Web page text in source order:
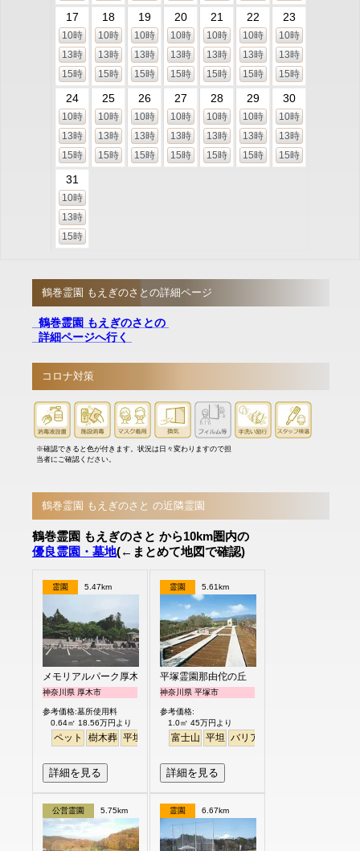
17
10時
13時
15時
18
10時
13時
15時
19
10時
13時
15時
20
10時
13時
15時
21
10時
13時
15時
22
10時
13時
15時
23
10時
13時
15時
24
10時
13時
15時
25
10時
13時
15時
26
10時
13時
15時
27
10時
13時
15時
28
10時
13時
15時
29
10時
13時
15時
30
10時
13時
15時
31
10時
13時
15時
鶴巻霊園 もえぎのさとの詳細ページ
鶴巻霊園 もえぎのさとの
詳細ページへ行く
コロナ対策
※確認できると色が付きます。状況は日々変わりますので担
当者にご確認ください。
鶴巻霊園 もえぎのさと の近隣霊園
鶴巻霊園 もえぎのさと から10km圏内の
優良霊園・墓地(←まとめて地図で確認)
霊園 5.47km
メモリアルパーク厚木ふるさとの丘
神奈川県 厚木市
参考価格:墓所使用料
0.64㎡ 18.56万円より
ペット 樹木葬 平坦
詳細を見る
霊園 5.61km
平塚霊園那由佗の丘
神奈川県 平塚市
参考価格:
1.0㎡ 45万円より
富士山 平坦 バリアフリー
詳細を見る
公営霊園 5.75km 霊園 6.67km